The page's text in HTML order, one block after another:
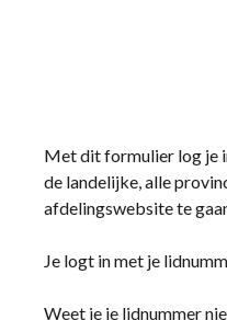
Met dit formulier log je
de landelijke, alle
afdelingswebsite te
Je logt in met je
Weet je je lidnummer